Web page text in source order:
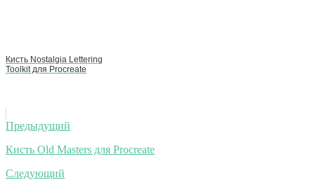
Кисть Nostalgia Lettering
Toolkit для Procreate
Навигация
по
записям
Предыдущий
Кисть Old Masters для Procreate
Следующий